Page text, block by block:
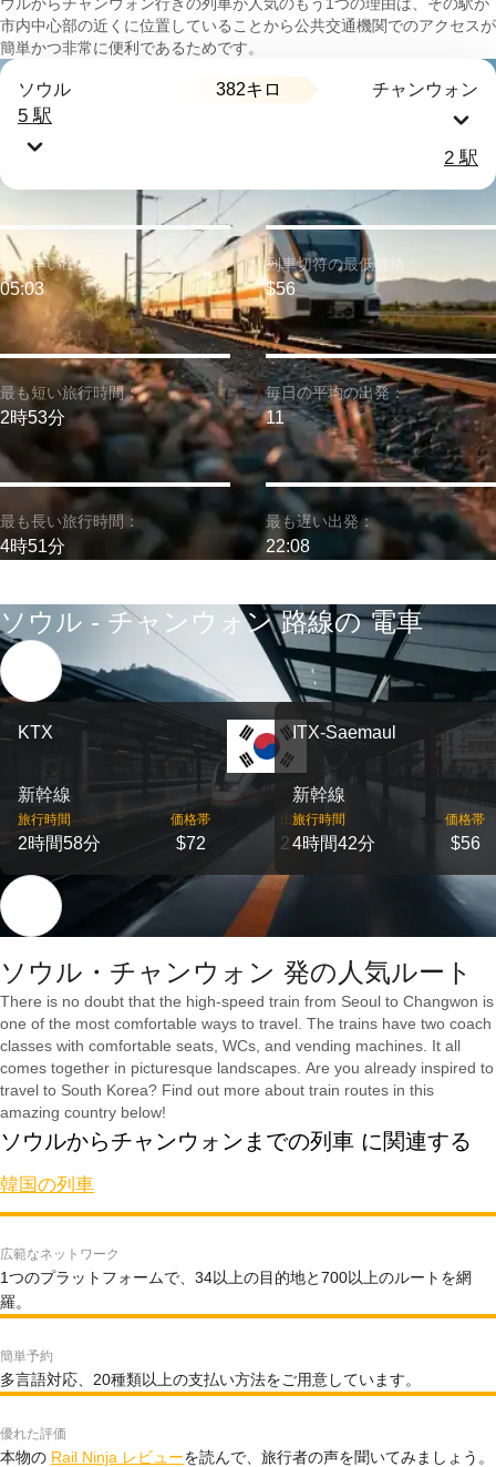
市内中心部の近くに位置していることから公共交通機関でのアクセスが
簡単かつ非常に便利であるためです。
ソウル 382キロ チャンウォン
5 駅
2 駅
最も短い旅行時間：
2時53分
最も早い出発：
05:03
最も長い旅行時間：
4時51分
列車切符の最低価格：
$56
毎日の平均の出発：
11
最も遅い出発：
22:08
ソウル - チャンウォン 路線の 電車
KTX
新幹線
旅行時間
2時間58分
価格帯
$72
出発
2
ITX-Saemaul
新幹線
旅行時間
4時間42分
価格帯
$56
ソウル・チャンウォン 発の人気ルート
There is no doubt that the high-speed train from Seoul to Changwon is
one of the most comfortable ways to travel. The trains have two coach
classes with comfortable seats, WCs, and vending machines. It all
comes together in picturesque landscapes. Are you already inspired to
travel to South Korea? Find out more about train routes in this
amazing country below!
ソウルからチャンウォンまでの列車 に関連する
韓国の列車
広範なネットワーク
1つのプラットフォームで、34以上の目的地と700以上のルートを網
羅。
簡単予約
多言語対応、20種類以上の支払い方法をご用意しています。
優れた評価
本物の Rail Ninja レビューを読んで、旅行者の声を聞いてみましょう。